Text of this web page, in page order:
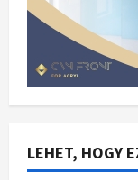
LEHET, HOGY